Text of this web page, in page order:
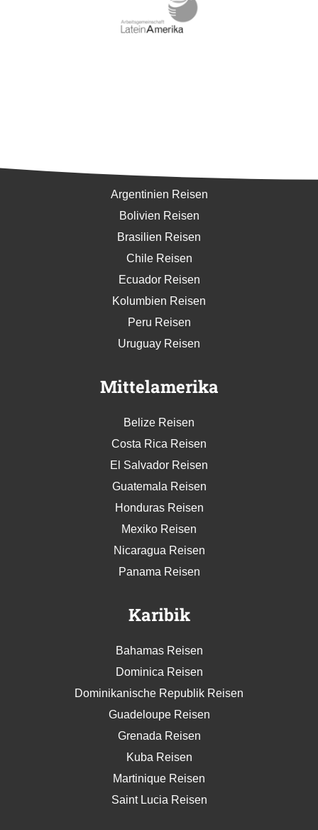
Argentinien Reisen
Bolivien Reisen
Brasilien Reisen
Chile Reisen
Ecuador Reisen
Kolumbien Reisen
Peru Reisen
Uruguay Reisen
Mittelamerika
Belize Reisen
Costa Rica Reisen
El Salvador Reisen
Guatemala Reisen
Honduras Reisen
Mexiko Reisen
Nicaragua Reisen
Panama Reisen
Karibik
Bahamas Reisen
Dominica Reisen
Dominikanische Republik Reisen
Guadeloupe Reisen
Grenada Reisen
Kuba Reisen
Martinique Reisen
Saint Lucia Reisen